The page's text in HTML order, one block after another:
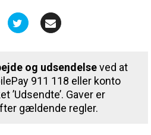
og udsendelseved at
911 118 eller konto
’Udsendte’. Gaver er
gældende regler.